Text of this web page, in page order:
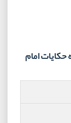
امام